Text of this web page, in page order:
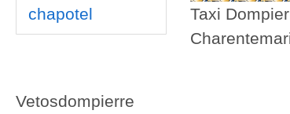
chapotel
Vetosdompierre
Taxi